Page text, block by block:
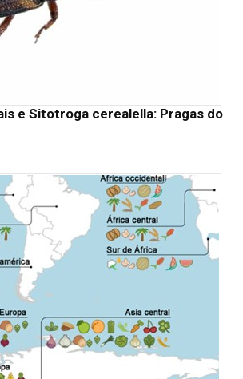
e Sitotroga cerealella: Pragas do